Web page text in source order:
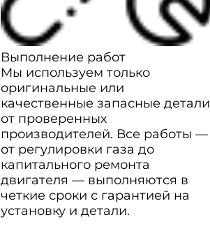
Выполнение работ
Мы используем только
оригинальные или
качественные запасные детали
от проверенных
производителей. Все работы —
от регулировки газа до
капитального ремонта
двигателя — выполняются в
четкие сроки с гарантией на
установку и детали.